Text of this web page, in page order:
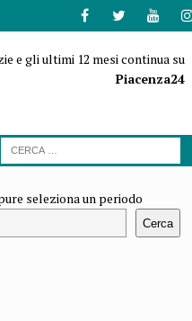
e gli ultimi 12 mesi continua su
Piacenza24
seleziona un periodo
Cerca